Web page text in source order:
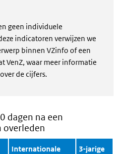
geen individuele
indicatoren verwijzen we
binnen VZinfo of een
VenZ, waar meer informatie
de cijfers.
dagen na een
overleden
Internationale
3-jarige